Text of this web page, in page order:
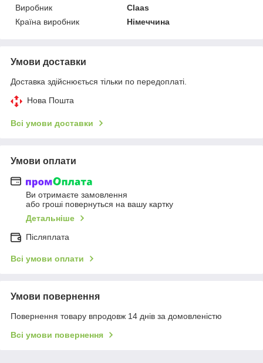
Виробник
Claas
Країна виробник
Німеччина
Умови доставки
Доставка здійснюється тільки по передоплаті.
Нова Пошта
Всі умови доставки
Умови оплати
Ви отримаєте замовлення
або гроші повернуться на вашу картку
Детальніше
Післяплата
Всі умови оплати
Умови повернення
Повернення товару впродовж 14 днів за домовленістю
Всі умови повернення